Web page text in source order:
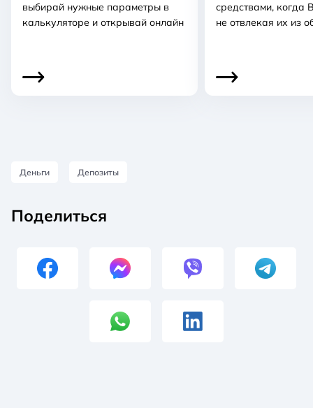
выбирай нужные параметры в
калькуляторе и открывай онлайн
средствами, когда
не отвлекая их из
Деньги Депозиты
Поделиться